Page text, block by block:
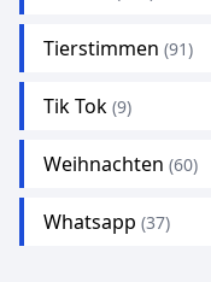
Tierstimmen (91)
Tik Tok (9)
Weihnachten (60)
Whatsapp (37)